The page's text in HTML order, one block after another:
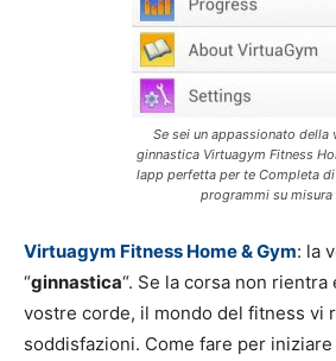
Se sei un appassionato della
ginnastica Virtuagym Fitness
lapp perfetta per te Completa
programmi su misura
Virtuagym Fitness Home & Gym: la
“ginnastica“. Se la corsa non
vostre corde, il mondo del fitness vi
soddisfazioni. Come fare per